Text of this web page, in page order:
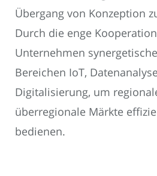
Übergang von Konzeption
Durch die enge
Unternehmen
Bereichen IoT,
Digitalisierung, um
überregionale Märkte
bedienen.